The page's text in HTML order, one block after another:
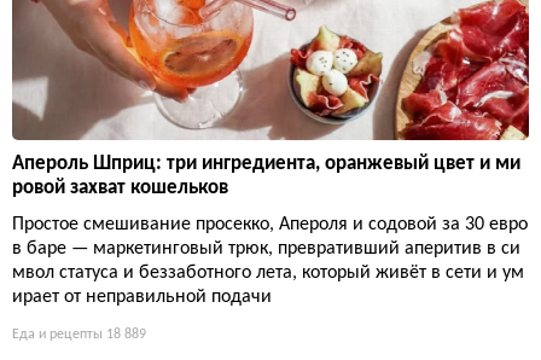
Апероль Шприц: три ингредиента, оранжевый цвет и ми
ровой захват кошельков
Простое смешивание просекко, Апероля и содовой за 30 евро
в баре — маркетинговый трюк, превративший аперитив в си
мвол статуса и беззаботного лета, который живёт в сети и ум
ирает от неправильной подачи
Еда и рецепты 18 889